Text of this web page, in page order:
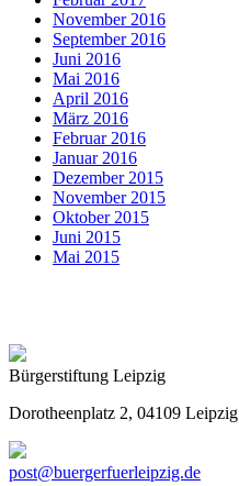
November 2016
September 2016
Juni 2016
Mai 2016
April 2016
März 2016
Februar 2016
Januar 2016
Dezember 2015
November 2015
Oktober 2015
Juni 2015
Mai 2015
Bürgerstiftung Leipzig
Dorotheenplatz 2, 04109 Leipzig
post@buergerfuerleipzig.de